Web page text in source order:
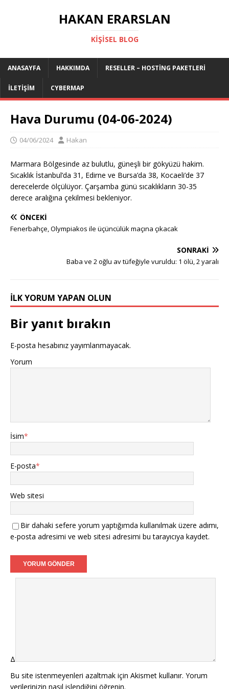
HAKAN ERARSLAN
KIŞISEL BLOG
ANASAYFA HAKKIMDA RESELLER – HOSTING PAKETLERI
İLETIŞIM CYBERMAP
Hava Durumu (04-06-2024)
04/06/2024 Hakan
Marmara Bölgesinde az bulutlu, güneşli bir gökyüzü hakim.
Sıcaklık İstanbul’da 31, Edirne ve Bursa’da 38, Kocaeli’de 37
derecelerde ölçülüyor. Çarşamba günü sıcaklıkların 30-35
derece aralığına çekilmesi bekleniyor.
ÖNCEKI
Fenerbahçe, Olympiakos ile üçüncülük maçına çıkacak
SONRAKI
Baba ve 2 oğlu av tüfeğiyle vuruldu: 1 ölü, 2 yaralı
İLK YORUM YAPAN OLUN
Bir yanıt bırakın
E-posta hesabınız yayımlanmayacak.
Yorum
İsim*
E-posta*
Web sitesi
Bir dahaki sefere yorum yaptığımda kullanılmak üzere adımı,
e-posta adresimi ve web sitesi adresimi bu tarayıcıya kaydet.
Δ
Bu site istenmeyenleri azaltmak için Akismet kullanır. Yorum
verilerinizin nasıl işlendiğini öğrenin.